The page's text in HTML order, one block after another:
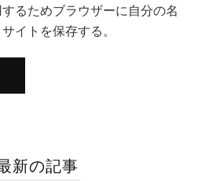
るためブラウザーに自分の名
イトを保存する。
新の記事